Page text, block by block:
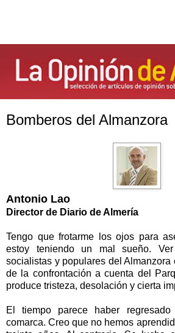
Bomberos del Almanzora
Antonio Lao
Director de Diario de Almería
Tengo que frotarme los ojos para
estoy teniendo un mal sueño.
socialistas y populares del Almanzora
de la confrontación a cuenta del
produce tristeza, desolación y cierta
El tiempo parece haber
comarca. Creo que no hemos